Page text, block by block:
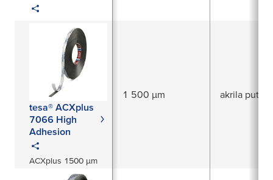
tesa® ACXplus
7066 High
Adhesion
ACXplus 1500 µm
1 500 µm akrila putas